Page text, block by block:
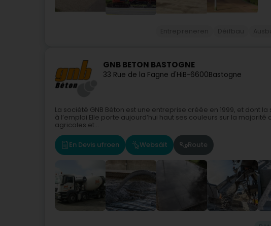
GNB BETON BASTOGNE
33 Rue de la Fagne d'HiB-6600Bastogne
La société GNB Béton est une entreprise créée en 1999, et dont
à l’emploi.Elle porte aujourd’hui haut ses couleurs sur la
agricoles et...
En Devis ufroen Websäit Route